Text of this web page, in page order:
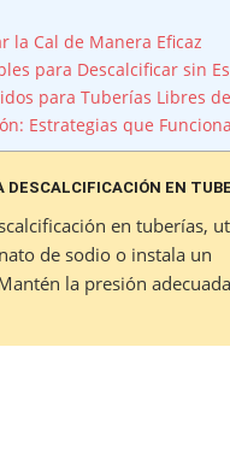
la Cal de Manera Eficaz
para Descalcificar sin
para Tuberías Libres
Estrategias que
DESCALCIFICACIÓN EN
en tuberías,
de sodio o instala un
la presión